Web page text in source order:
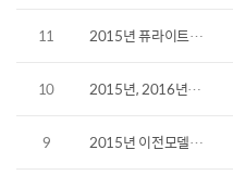
11 2015년 퓨라이트Pro(전문가용) 외장 베터리 사용 설명서
10 2015년, 2016년 퓨라이트에어(공기살균 거치대) 사용설명서
9 2015년 이전모델 퓨라이트ED, XD 램프 교환방법